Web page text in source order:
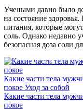
Учеными давно было
на состояние
питания, которые
соль. Однако недавно
безопасная доза соли
Какие части тела
покое Уход за собой
Какие части тела
покое